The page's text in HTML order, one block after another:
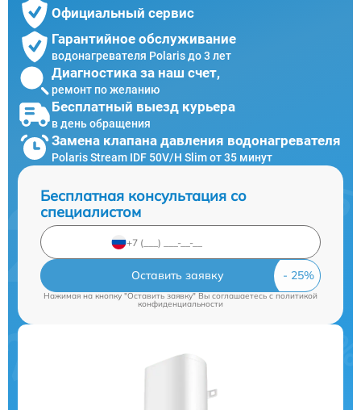
Официальный сервис
Гарантийное обслуживание
водонагревателя Polaris до 3 лет
Диагностика за наш счет,
ремонт по желанию
Бесплатный выезд курьера
в день обращения
Замена клапана давления водонагревателя
Polaris Stream IDF 50V/H Slim от 35 минут
Бесплатная консультация со
специалистом
Оставить заявку
Нажимая на кнопку "Оставить заявку" Вы соглашаетесь cполитикой
конфиденциальности